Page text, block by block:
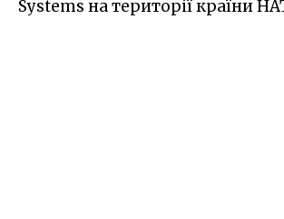
Systems на території країни